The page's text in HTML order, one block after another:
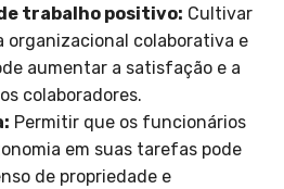
trabalho positivo: Cultivar
organizacional colaborativa e
aumentar a satisfação e a
colaboradores.
Permitir que os funcionários
em suas tarefas pode
de propriedade e